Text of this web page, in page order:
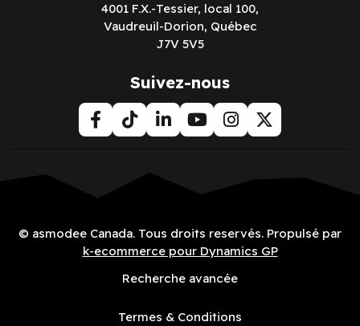
4001 F.X.-Tessier, local 100,
Vaudreuil-Dorion, Québec
J7V 5V5
Suivez-nous
© asmodee Canada. Tous droits reservés. Propulsé par
k-ecommerce pour Dynamics GP
Recherche avancée
Termes & Conditions